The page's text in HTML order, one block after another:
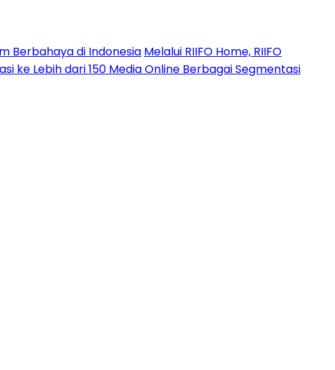
Berbahaya di Indonesia Melalui RIIFO Home, RIIFO
ke Lebih dari 150 Media Online Berbagai Segmentasi